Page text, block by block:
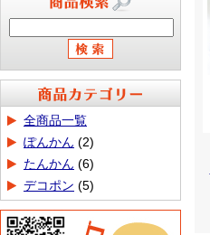
商品カテゴリ
全商品一覧
ぽんかん (2)
たんかん (6)
デコポン (5)